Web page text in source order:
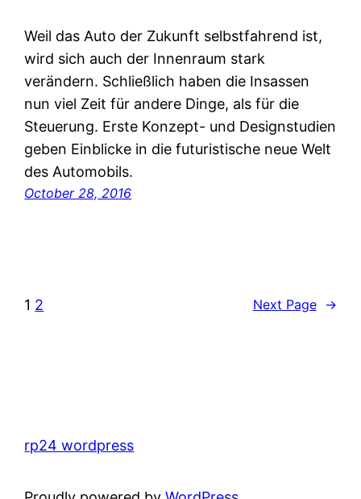
Weil das Auto der Zukunft selbstfahrend ist,
wird sich auch der Innenraum stark
verändern. Schließlich haben die Insassen
nun viel Zeit für andere Dinge, als für die
Steuerung. Erste Konzept- und Designstudien
geben Einblicke in die futuristische neue Welt
des Automobils.
October 28, 2016
1 2 Next Page →
rp24 wordpress